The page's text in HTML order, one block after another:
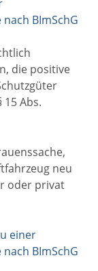
BImSchG
die positive
Abs.
neu
oder privat
einer
BImSchG